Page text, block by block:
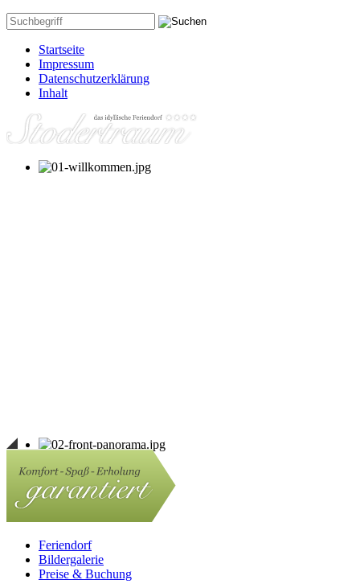
Startseite
Impressum
Datenschutzerklärung
Inhalt
Feriendorf
Bildergalerie
Preise & Buchung